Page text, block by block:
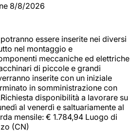
8/8/2026
essere inserite nei diversi
nel montaggio e
meccaniche ed elettriche
di piccole e grandi
inserite con un iniziale
in somministrazione con
disponibilità a lavorare su
al venerdì e saltuariamente al
mensile: € 1.784,94 Luogo di
(CN)